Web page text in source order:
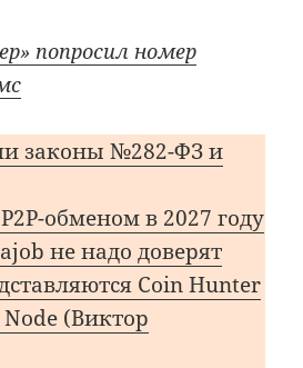
попросил номер
законы №282-ФЗ и
обменом в 2027 году
не надо доверят
Coin Hunter
(Виктор